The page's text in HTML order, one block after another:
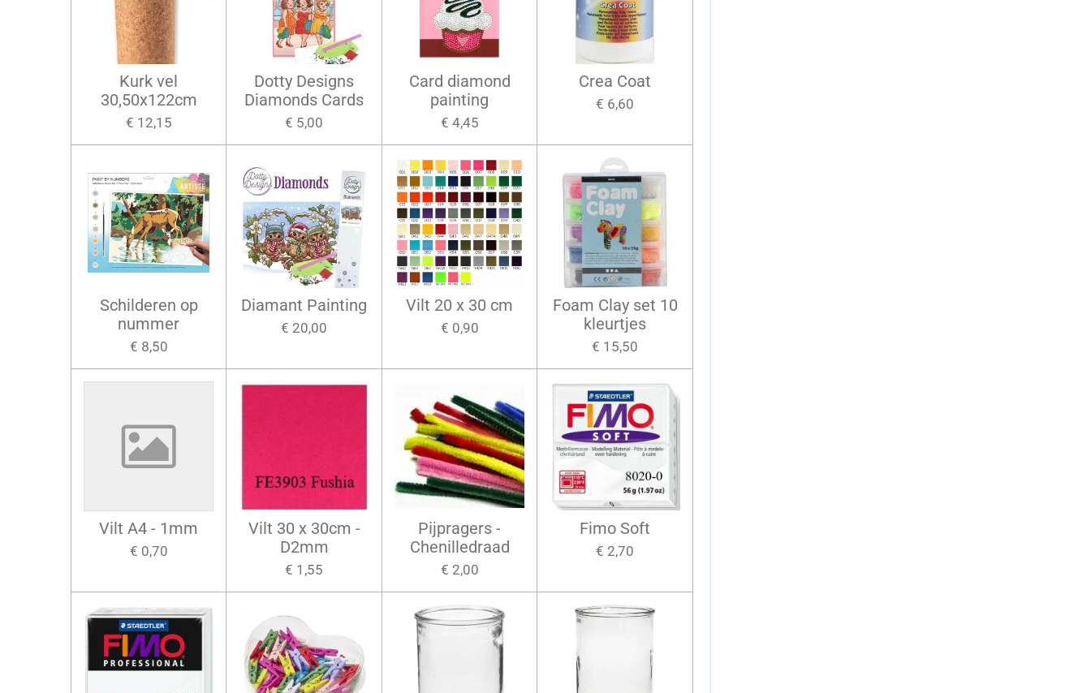
Kurk vel
30,50x122cm
€ 12,15
Dotty Designs
Diamonds Cards
€ 5,00
Card diamond
painting
€ 4,45
Crea Coat
€ 6,60
Schilderen op
nummer
€ 8,50
Diamant Painting
€ 20,00
Vilt 20 x 30 cm
€ 0,90
Foam Clay set 10
kleurtjes
€ 15,50
Vilt A4 - 1mm
€ 0,70
Vilt 30 x 30cm -
D2mm
€ 1,55
Pijpragers -
Chenilledraad
€ 2,00
Fimo Soft
€ 2,70